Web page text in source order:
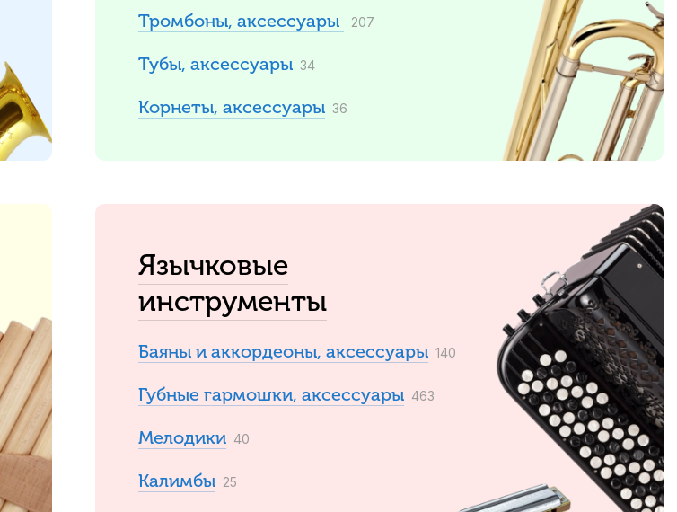
Тромбоны, аксессуары 207
Тубы, аксессуары 34
Корнеты, аксессуары 36
Язычковые
инструменты
Баяны и аккордеоны, аксессуары 140
Губные гармошки, аксессуары 463
Мелодики 40
Калимбы 25